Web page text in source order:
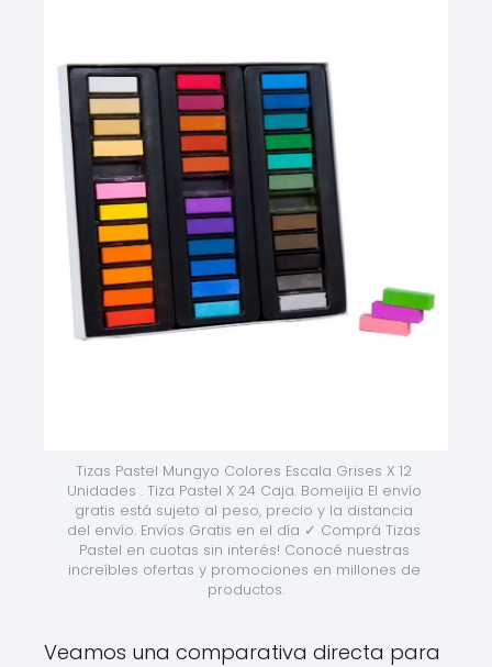
Tizas Pastel Mungyo Colores Escala Grises X 12
Unidades . Tiza Pastel X 24 Caja. Bomeijia El envío
gratis está sujeto al peso, precio y la distancia
del envío. Envíos Gratis en el día ✓ Comprá Tizas
Pastel en cuotas sin interés! Conocé nuestras
increíbles ofertas y promociones en millones de
productos.
Veamos una comparativa directa para